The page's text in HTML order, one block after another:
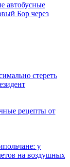
автобусные
Бор через
стереть
рецепты от
у
на воздушных